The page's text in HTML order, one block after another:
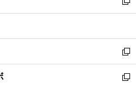
開
ウ
開
く
ン
ウ
で
開
く
い
ウ
ン
ド
ウ
で
新
し
ウ
ィ
ン
ド
新
し
い
新